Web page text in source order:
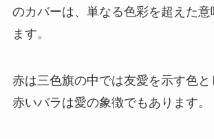
のカバーは、単なる色彩を超えた
ます。
赤は三色旗の中では友愛を示す色と
赤いバラは愛の象徴でもあります。